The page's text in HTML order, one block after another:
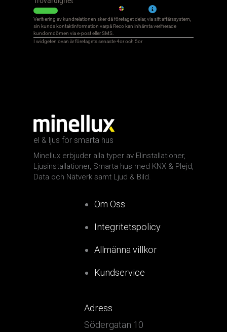
el & ljus för smarta hus
Minellux erbjuder alla typer av Elinstallationer,
Ljusinstallationer, Smarta hus med KNX & Plejd,
Data och Nätverk samt Ljud & Bild.
Om Oss
Integritetspolicy
Allmänna villkor
Kundservice
Adress
Södergatan 10